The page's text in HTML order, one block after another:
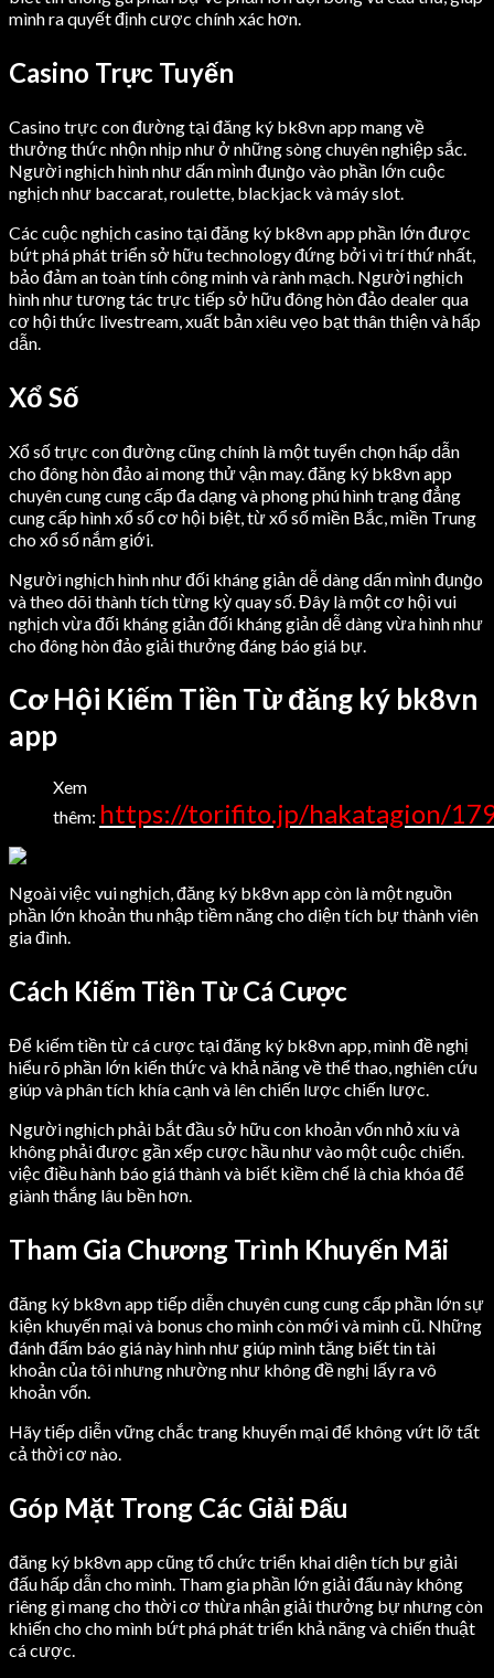
mình ra quyết định cược chính xác hơn.
Casino Trực Tuyến
Casino trực con đường tại đăng ký bk8vn app mang về
thưởng thức nhộn nhịp như ở những sòng chuyên nghiệp sắc.
Người nghịch hình như dấn mình đụng̀o vào phần lớn cuộc
nghịch như baccarat, roulette, blackjack và máy slot.
Các cuộc nghịch casino tại đăng ký bk8vn app phần lớn được
bứt phá phát triển sở hữu technology đứng bởi vì trí thứ nhất,
bảo đảm an toàn tính công minh và rành mạch. Người nghịch
hình như tương tác trực tiếp sở hữu đông hòn đảo dealer qua
cơ hội thức livestream, xuất bản xiêu vẹo bạt thân thiện và hấp
dẫn.
Xổ Số
Xổ số trực con đường cũng chính là một tuyển chọn hấp dẫn
cho đông hòn đảo ai mong thử vận may. đăng ký bk8vn app
chuyên cung cung cấp đa dạng và phong phú hình trạng đẳng
cung cấp hình xổ số cơ hội biệt, từ xổ số miền Bắc, miền Trung
cho xổ số nắm giới.
Người nghịch hình như đối kháng giản dễ dàng dấn mình đụng̀o
và theo dõi thành tích từng kỳ quay số. Đây là một cơ hội vui
nghịch vừa đối kháng giản đối kháng giản dễ dàng vừa hình như
cho đông hòn đảo giải thưởng đáng báo giá bự.
Cơ Hội Kiếm Tiền Từ đăng ký bk8vn
app
Xem
thêm: https://torifito.jp/hakatagion/
Ngoài việc vui nghịch, đăng ký bk8vn app còn là một nguồn
phần lớn khoản thu nhập tiềm năng cho diện tích bự thành viên
gia đình.
Cách Kiếm Tiền Từ Cá Cược
Để kiếm tiền từ cá cược tại đăng ký bk8vn app, mình đề nghị
hiểu rõ phần lớn kiến thức và khả năng về thể thao, nghiên cứu
giúp và phân tích khía cạnh và lên chiến lược chiến lược.
Người nghịch phải bắt đầu sở hữu con khoản vốn nhỏ xíu và
không phải được gần xếp cược hầu như vào một cuộc chiến.
việc điều hành báo giá thành và biết kiềm chế là chìa khóa để
giành thắng lâu bền hơn.
Tham Gia Chương Trình Khuyến Mãi
đăng ký bk8vn app tiếp diễn chuyên cung cung cấp phần lớn sự
kiện khuyến mại và bonus cho mình còn mới và mình cũ. Những
đánh đấm báo giá này hình như giúp mình tăng biết tin tài
khoản của tôi nhưng nhường như không đề nghị lấy ra vô
khoản vốn.
Hãy tiếp diễn vững chắc trang khuyến mại để không vứt lỡ tất
cả thời cơ nào.
Góp Mặt Trong Các Giải Đấu
đăng ký bk8vn app cũng tổ chức triển khai diện tích bự giải
đấu hấp dẫn cho mình. Tham gia phần lớn giải đấu này không
riêng gì mang cho thời cơ thừa nhận giải thưởng bự nhưng còn
khiến cho cho mình bứt phá phát triển khả năng và chiến thuật
cá cược.